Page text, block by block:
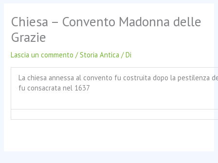
Chiesa – Convento Madonna delle
Grazie
Lascia un commento /Storia Antica / Di
La chiesa annessa al convento fu costruita dopo la pestilenza
fu consacrata nel 1637